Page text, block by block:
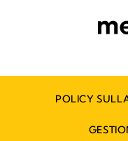
POLICY